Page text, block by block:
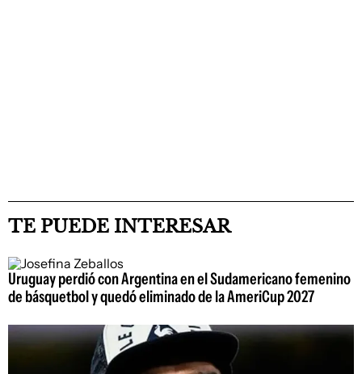
TE PUEDE INTERESAR
Uruguay perdió con Argentina en el Sudamericano femenino
de básquetbol y quedó eliminado de la AmeriCup 2027